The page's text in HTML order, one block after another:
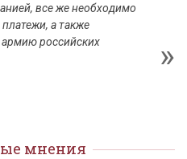
все же необходимо
а также
российских
мнения